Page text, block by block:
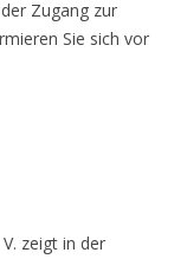
Zugang zur
Sie sich vor
zeigt in der